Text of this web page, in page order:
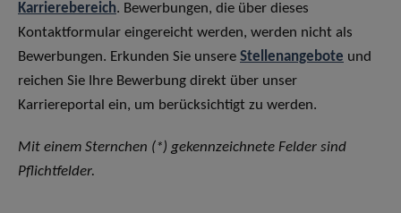
Karrierebereich. Bewerbungen, die über dieses
Kontaktformular eingereicht werden, werden nicht als
Bewerbungen. Erkunden Sie unsere Stellenangebote und
reichen Sie Ihre Bewerbung direkt über unser
Karriereportal ein, um berücksichtigt zu werden.
Mit einem Sternchen (*) gekennzeichnete Felder sind
Pflichtfelder.